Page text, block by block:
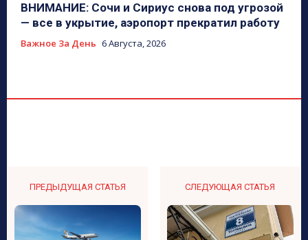
ВНИМАНИЕ: Сочи и Сириус снова под угрозой
— все в укрытие, аэропорт прекратил работу
Важное За День 6 Августа, 2026
ПРЕДЫДУЩАЯ СТАТЬЯ СЛЕДУЮЩАЯ СТАТЬЯ